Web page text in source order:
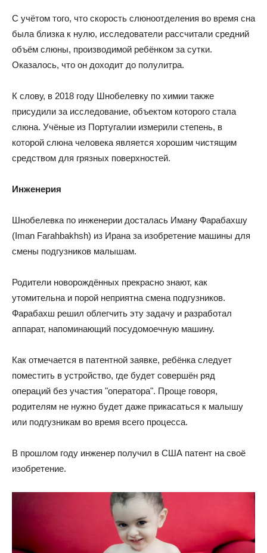
С учётом того, что скорость слюноотделения во время сна
была близка к нулю, исследователи рассчитали средний
объём слюны, производимой ребёнком за сутки.
Оказалось, что он доходит до полулитра.
К слову, в 2018 году Шнобелевку по химии также
присудили за исследование, объектом которого стала
слюна. Учёные из Португалии измерили степень, в
которой слюна человека является хорошим чистящим
средством для грязных поверхностей.
Инженерия
Шнобелевка по инженерии досталась Иману Фарабахшу
(Iman Farahbakhsh) из Ирана за изобретение машины для
смены подгузников малышам.
Родители новорождённых прекрасно знают, как
утомительна и порой неприятна смена подгузников.
Фарабахш решил облегчить эту задачу и разработал
аппарат, напоминающий посудомоечную машину.
Как отмечается в патентной заявке, ребёнка следует
поместить в устройство, где будет совершён ряд
операций без участия "оператора". Проще говоря,
родителям не нужно будет даже прикасаться к малышу
или подгузникам во время всего процесса.
В прошлом году инженер получил в США патент на своё
изобретение.